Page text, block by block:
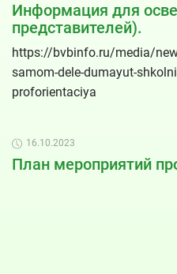
Информация для
представителей).
https://bvbinfo.ru/media/
samom-dele-dumayut-
proforientaciya
16.10.2023
План мероприятий